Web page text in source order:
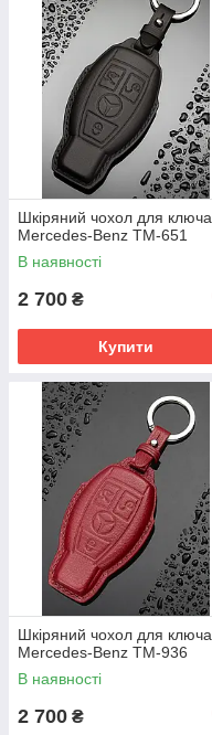
Шкіряний чохол для ключа
Mercedes-Benz TM-651
В наявності
2 700 ₴
Купити
Шкіряний чохол для ключа
Mercedes-Benz TM-936
В наявності
2 700 ₴